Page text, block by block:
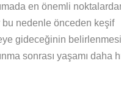
en önemli
nedenle önceden keşif
gideceğinin
sonrası yaşamı daha